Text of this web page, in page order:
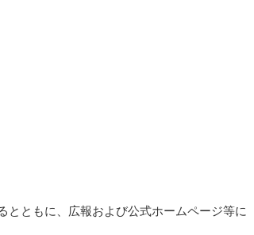
とともに、広報および公式ホームページ等に